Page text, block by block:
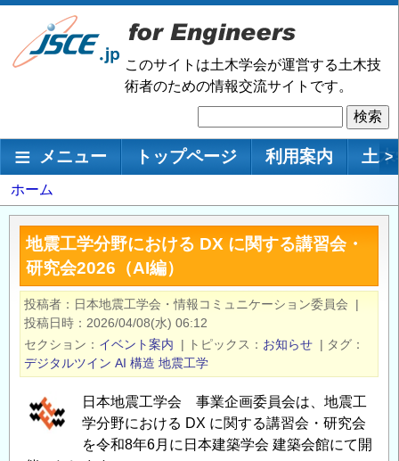
メ
ン
移
このサイトは土木学会が運営する土木技
術者のための情報交流サイトです。
索
メインナビゲーション
メニュー トップページ 利用案内 土 >
パ
ン
く
ず
ホーム
地震工学分野における DX に関する講習会・
研究会2026（AI編）
投稿者 日本地震工学会・情報コミュニケーション委員会
|
投稿日時
2026/04/08(水) 06:12
セクション
イベント案内 | トピックス お知らせ | タグ
デジタルツイン AI 構造 地震工学
日本地震工学会 事業企画委員会は、地震工
学分野における DX に関する講習会・研究会
を令和8年6月に日本建築学会 建築会館にて開